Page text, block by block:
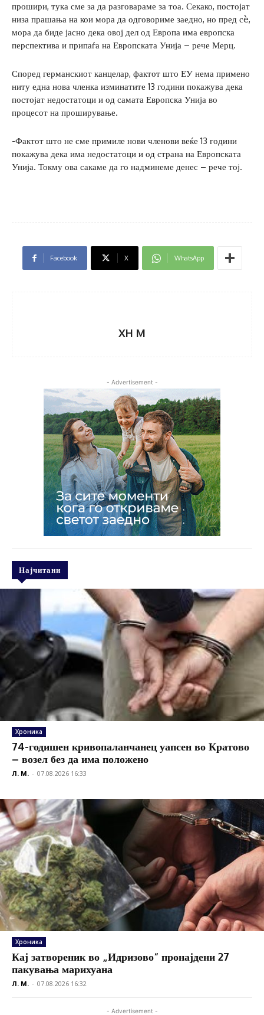
прошири, тука сме за да разговараме за тоа. Секако, постојат
низа прашања на кои мора да одговориме заедно, но пред сè,
мора да биде јасно дека овој дел од Европа има европска
перспектива и припаѓа на Европската Унија – рече Мерц.
Според германскиот канцелар, фактот што ЕУ нема примено
ниту една нова членка изминатите 13 години покажува дека
постојат недостатоци и од самата Европска Унија во
процесот на проширување.
-Фактот што не сме примиле нови членови веќе 13 години
покажува дека има недостатоци и од страна на Европската
Унија. Токму ова сакаме да го надминеме денес – рече тој.
Facebook X WhatsApp
XH M
- Advertisement -
Најчитани
Хроника
74-годишен кривопаланчанец уапсен во Кратово
– возел без да има положено
Л. М. - 07.08.2026 16:33
Хроника
Кај затвореник во „Идризово“ пронајдени 27
пакувања марихуана
Л. М. - 07.08.2026 16:32
- Advertisement -